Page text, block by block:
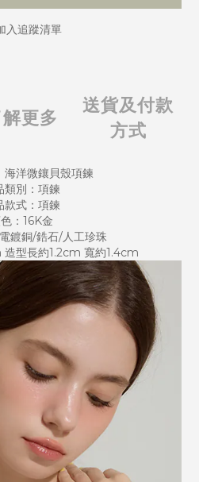
入追蹤清單
解更多
送貨及付款
方式
海洋微鑲貝殼項鍊
類別：項鍊
款式：項鍊
：16K金
鍍銅/鋯石/人工珍珠
型長約1.2cm 寬約1.4cm